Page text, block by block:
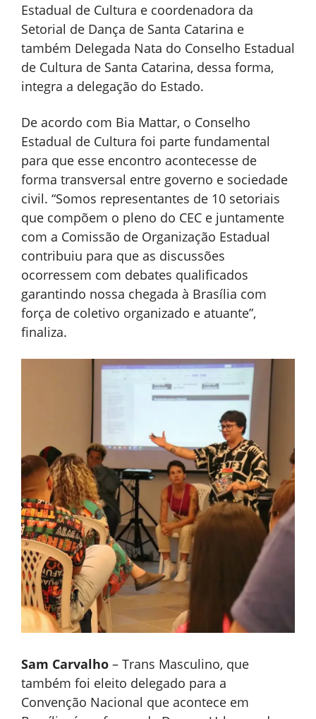
Estadual de Cultura e coordenadora da
Setorial de Dança de Santa Catarina e
também Delegada Nata do Conselho Estadual
de Cultura de Santa Catarina, dessa forma,
integra a delegação do Estado.
De acordo com Bia Mattar, o Conselho
Estadual de Cultura foi parte fundamental
para que esse encontro acontecesse de
forma transversal entre governo e sociedade
civil. “Somos representantes de 10 setoriais
que compõem o pleno do CEC e juntamente
com a Comissão de Organização Estadual
contribuiu para que as discussões
ocorressem com debates qualificados
garantindo nossa chegada à Brasília com
força de coletivo organizado e atuante”,
finaliza.
Sam Carvalho – Trans Masculino, que
também foi eleito delegado para a
Convenção Nacional que acontece em